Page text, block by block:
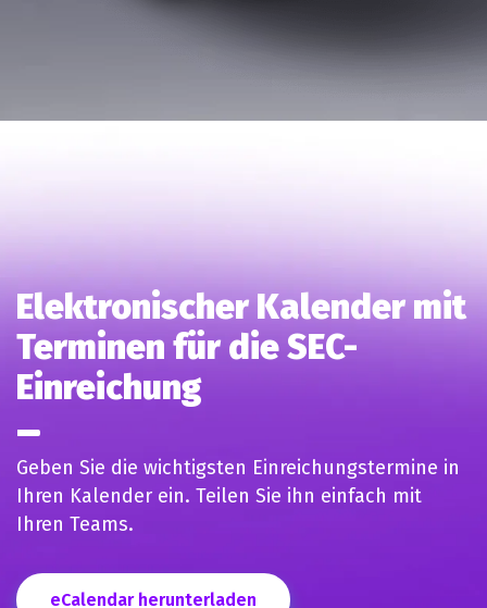
Elektronischer Kalender mit
Terminen für die SEC-
Einreichung
Geben Sie die wichtigsten Einreichungstermine in
Ihren Kalender ein. Teilen Sie ihn einfach mit
Ihren Teams.
eCalendar herunterladen